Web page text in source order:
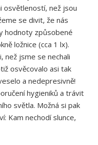
osvětleností, než jsou
se divit, že nás
hodnoty způsobené
ložnice (cca 1 lx).
než jsme se nechali
osvěcovalo asi tak
a nedepresivně!
hygieniků a trávit
světla. Možná si pak
Kam nechodí slunce,